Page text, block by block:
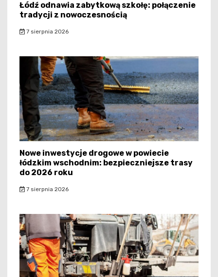
Łódź odnawia zabytkową szkołę: połączenie
tradycji z nowoczesnością
7 sierpnia 2026
Nowe inwestycje drogowe w powiecie
łódzkim wschodnim: bezpieczniejsze trasy
do 2026 roku
7 sierpnia 2026